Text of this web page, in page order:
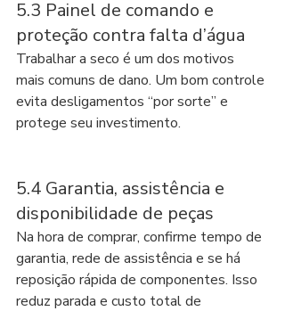
5.3 Painel de comando e
proteção contra falta d’água
Trabalhar a seco é um dos motivos
mais comuns de dano. Um bom controle
evita desligamentos “por sorte” e
protege seu investimento.
5.4 Garantia, assistência e
disponibilidade de peças
Na hora de comprar, confirme tempo de
garantia, rede de assistência e se há
reposição rápida de componentes. Isso
reduz parada e custo total de